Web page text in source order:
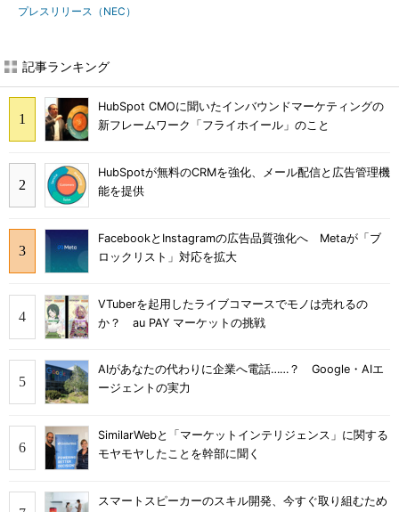
プレスリリース（NEC）
記事ランキング
HubSpot CMOに聞いたインバウンドマーケティングの
新フレームワーク「フライホイール」のこと
HubSpotが無料のCRMを強化、メール配信と広告管理機
能を提供
FacebookとInstagramの広告品質強化へ Metaが「ブ
ロックリスト」対応を拡大
VTuberを起用したライブコマースでモノは売れるの
か？ au PAY マーケットの挑戦
AIがあなたの代わりに企業へ電話……？ Google・AIエ
ージェントの実力
SimilarWebと「マーケットインテリジェンス」に関する
モヤモヤしたことを幹部に聞く
スマートスピーカーのスキル開発、今すぐ取り組むため